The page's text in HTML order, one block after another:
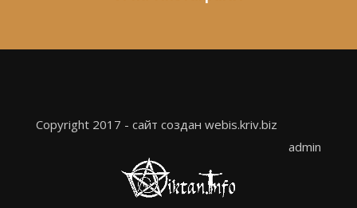
Copyright 2017 - сайт создан webis.kriv.biz
admin